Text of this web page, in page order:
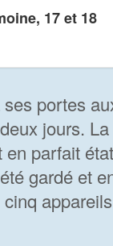
17 et 18
portes
jours.
parfait
gardé et